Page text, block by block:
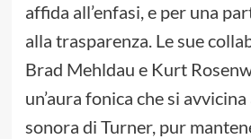
affida all’enfasi, e per una
alla trasparenza. Le sue
Brad Mehldau e Kurt
un’aura fonica che si
sonora di Turner, pur